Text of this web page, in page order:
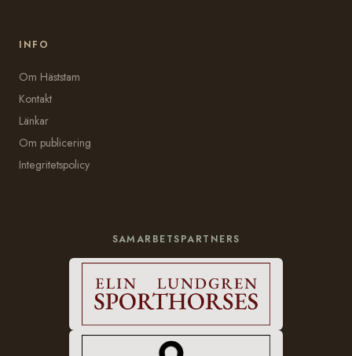
INFO
Om Häststam
Kontakt
Länkar
Om publicering
Integritetspolicy
SAMARBETSPARTNERS